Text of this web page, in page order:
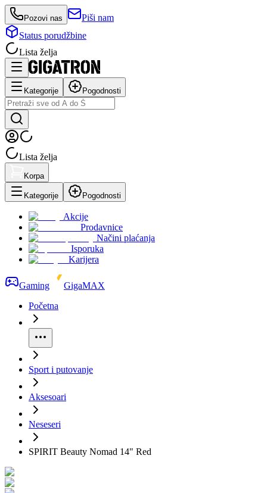
Pozovi nas
Piši nam
Status porudžbine
Lista želja
Kategorije Pogodnosti
Lista želja
Korpa
Kategorije Pogodnosti
Akcije
Prodavnice
Načini plaćanja
Isporuka
Karijera
Gaming
GigaMAX
Početna
Sport i putovanje
Aksesoari
Neseseri
SPIRIT Beauty Nomad 14" Red